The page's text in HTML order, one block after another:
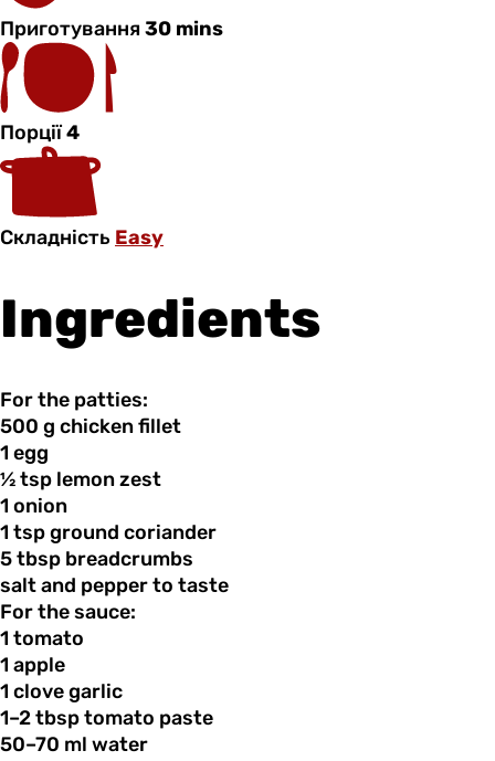
Приготування30 mins
Порції4
Складність Easy
Ingredients
For the patties:
500 g chickenfillet
1 egg
½ tsp lemonzest
1 onion
1 tspground coriander
5 tbsp breadcrumbs
salt and pepperto taste
For the sauce:
1 tomato
1 apple
1 clovegarlic
1–2 tbsptomato paste
50–70 ml water